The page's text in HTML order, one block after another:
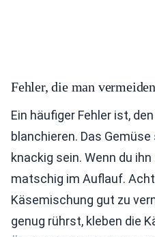
Fehler, die man
Ein häufiger Fehler ist,
blanchieren. Das
knackig sein. Wenn du
matschig im Auflauf.
Käsemischung gut zu
genug rührst, kleben die